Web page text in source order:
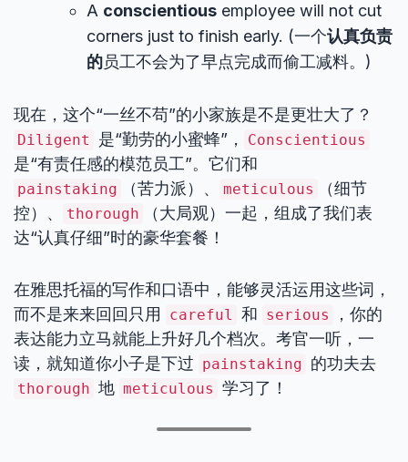
A conscientious employee will not cut
corners just to finish early. (一个认真负责
的员工不会为了早点完成而偷工减料。)
现在，这个“一丝不苟”的小家族是不是更壮大了？
Diligent 是“勤劳的小蜜蜂”， Conscientious
是“有责任感的模范员工”。它们和
painstaking （苦力派）、 meticulous
（细节
控）、
thorough
（大局观）一起，组成了我们表
达“认真仔细”时的豪华套餐！
在雅思托福的写作和口语中，能够灵活运用这些词，
而不是来来回回只用
careful 和 serious
，你的
表达能力立马就能上升好几个档次。考官一听，一
读，就知道你小子是下过 painstaking 的功夫去
thorough 地 meticulous 学习了！